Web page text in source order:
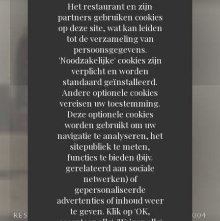
Het restaurant en zijn
partners gebruiken cookies
op deze site, wat kan leiden
tot de verzameling van
persoonsgegevens.
'Noodzakelijke' cookies zijn
verplicht en worden
standaard geïnstalleerd.
Andere optionele cookies
vereisen uw toestemming.
Deze optionele cookies
worden gebruikt om uw
navigatie te analyseren, het
sitepubliek te meten,
functies te bieden (bijv.
gerelateerd aan sociale
netwerken) of
gepersonaliseerde
advertenties of inhoud weer
te geven. Klik op 'OK,
TAVLINE
RESTAURANT
25 RUE DU ROI DE SICILE 75004
TAVLINE